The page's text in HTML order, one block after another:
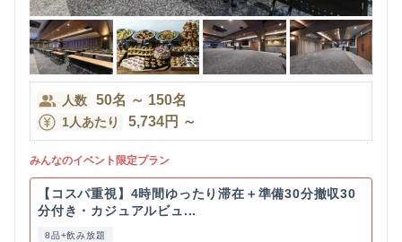
人数 50名 ～ 150名
1人あたり 5,734円 ～
みんなのイベント限定プラン
【コスパ重視】4時間ゆったり滞在＋準備30分撤収30
分付き・カジュアルビュ...
8品+飲み放題